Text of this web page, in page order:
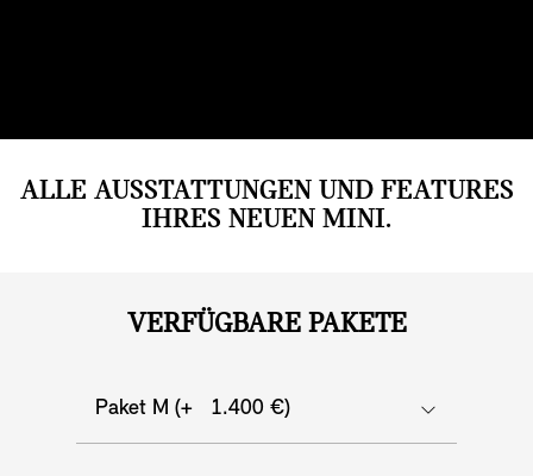
ALLE AUSSTATTUNGEN UND FEATURES
IHRES NEUEN MINI.
VERFÜGBARE PAKETE
Paket M (+ 1.400 €)